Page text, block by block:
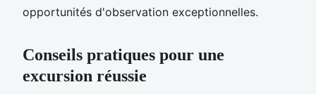
opportunités d'observation exceptionnelles.
Conseils pratiques pour une
excursion réussie